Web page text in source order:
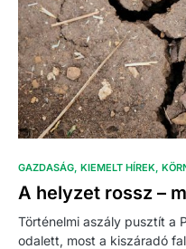
GAZDASÁG KIEMELT HÍREK
A helyzet rossz –
Történelmi aszály pusztít a
odalett, most a kiszáradó